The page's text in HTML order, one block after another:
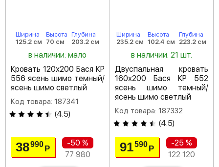
Ширина
125.2 см
Высота
70 см
Глубина
203.2 см
в наличии: мало
Кровать 120х200 Бася КР
556 ясень шимо темный/
ясень шимо светлый
Код товара: 187341
(4.5)
38990Р
-50 %
77 980
Ширина
235.2 см
Высота
102.4 см
Глубина
223.2 см
в наличии: 21 шт.
Двуспальная кровать
160х200 Бася КР 552
ясень шимо темный/
ясень шимо светлый
Код товара: 187332
(4.5)
91590 Р
-25 %
122 120